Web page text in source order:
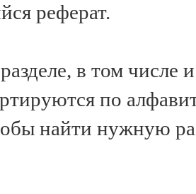
реферат.
в том числе
по
найти нужную